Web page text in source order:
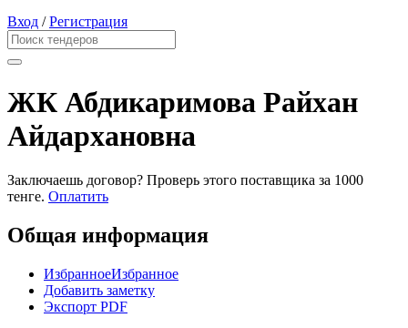
Вход /Регистрация
ЖК Абдикаримова Райхан
Айдархановна
Заключаешь договор? Проверь этого поставщика за 1000
тенге. Оплатить
Общая информация
ИзбранноеИзбранное
Добавить заметку
Экспорт PDF